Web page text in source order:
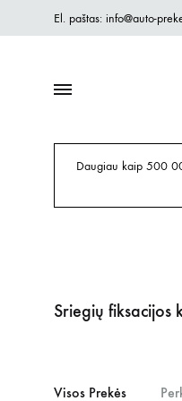
El. paštas: info@auto-
Daugiau kaip 500
Sriegių fiksacijos
Visos Prekės